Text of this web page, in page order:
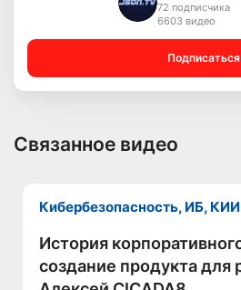
72 подписчика
6603 видео
Подписаться
Связанное видео
Кибербезопасность, ИБ, КИИ